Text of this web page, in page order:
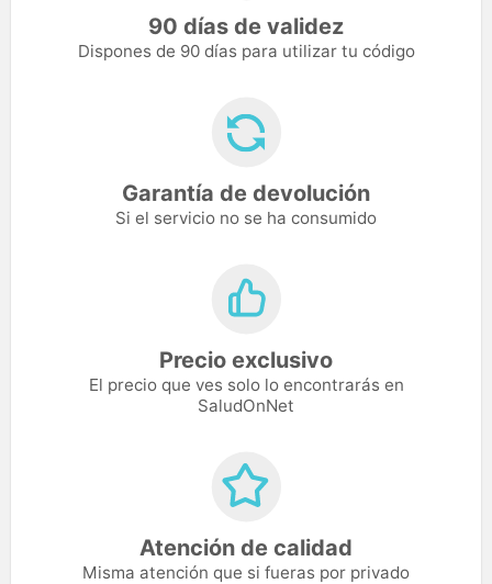
90 días de validez
Dispones de 90 días para utilizar tu código
Garantía de devolución
Si el servicio no se ha consumido
Precio exclusivo
El precio que ves solo lo encontrarás en
SaludOnNet
Atención de calidad
Misma atención que si fueras por privado